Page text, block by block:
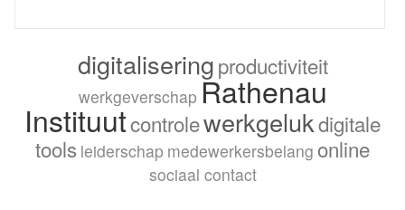
digitaliseringproductiviteit
werkgeverschap Rathenau
Instituutcontrolewerkgelukdigitale
tools leiderschap medewerkersbelang online
sociaal contact